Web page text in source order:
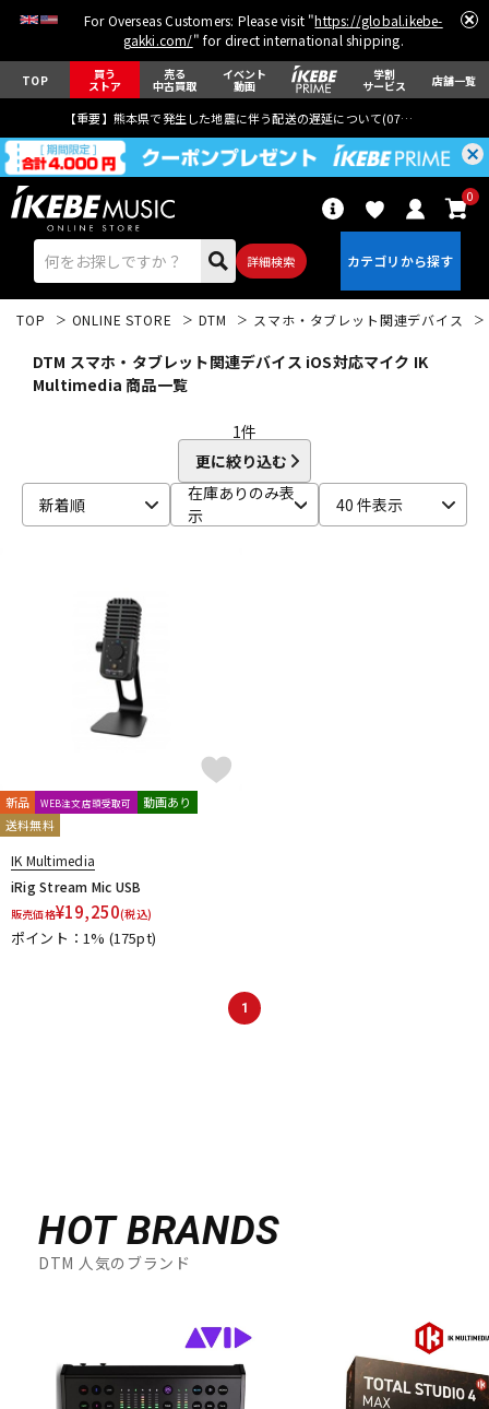
For Overseas Customers: Please visit "https://global.ikebe-
gakki.com/" for direct international shipping.
TOP 買う
ストア
売る
中古買取
イベント
動画
学割
サービス 店舗一覧
【重要】熊本県で発生した地震に伴う配送の遅延について(07月29日
詳細検索
0
ベース ウクレレ
ドラム
キーボード
DJ機器
TOP ONLINE STORE DTM スマホ・タブレット関連デバイス
DTM スマホ・タブレット関連デバイス iOS対応マイク IK
Multimedia 商品一覧
1件
更に絞り込む
新着順
在庫ありのみ表
示
40 件表示
新品 WEB注文店頭受取可
動画あり
送料無料
IK Multimedia
iRig Stream Mic USB
販売価格¥19,250(税込)
ポイント：1% (175pt)
1
HOT BRANDS
DTM 人気のブランド